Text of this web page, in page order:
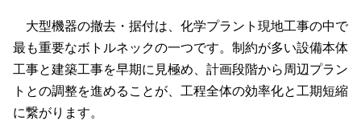
大型機器の撤去・据付は、化学プラント現地工事の中で
最も重要なボトルネックの一つです。制約が多い設備本体
工事と建築工事を早期に見極め、計画段階から周辺プラン
トとの調整を進めることが、工程全体の効率化と工期短縮
に繋がります。